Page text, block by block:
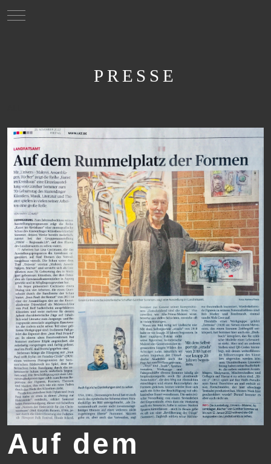
Mobile Menu Toggle
PRESSE
Auf dem